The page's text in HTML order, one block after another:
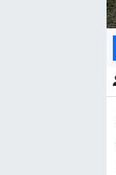
Osmancık